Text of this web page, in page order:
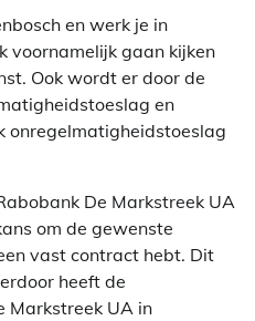
en werk je in
voornamelijk gaan kijken
Ook wordt er door de
en
onregelmatigheidstoeslag
De Markstreek UA
om de gewenste
vast contract hebt. Dit
heeft de
Markstreek UA in